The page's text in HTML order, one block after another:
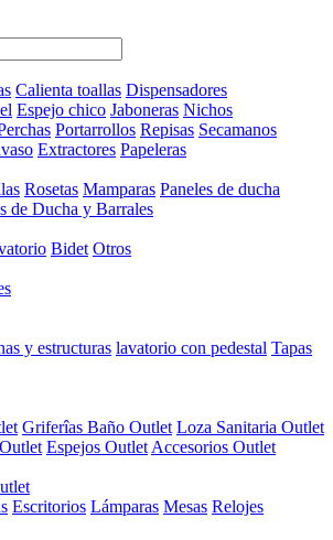
Calienta toallas Dispensadores
Espejo chico Jaboneras Nichos
Portarrollos Repisas Secamanos
Extractores Papeleras
Rosetas Mamparas Paneles de ducha
de Ducha y Barrales
Bidet Otros
y estructuras lavatorio con pedestal Tapas
Griferîas Baño Outlet Loza Sanitaria Outlet
Espejos Outlet Accesorios Outlet
Escritorios Lámparas Mesas Relojes